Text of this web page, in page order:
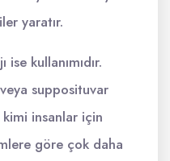
yaratır.
kullanımıdır.
supposituvar
insanlar için
göre çok daha